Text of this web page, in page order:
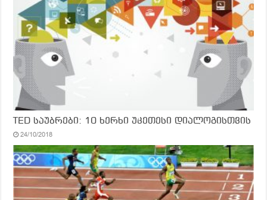
TED საუბრები: 10 ხერხი უკეთესი დიალოგისთვის
24/10/2018